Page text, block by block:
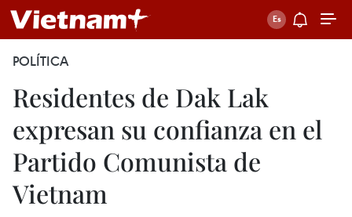
POLÍTICA
Residentes de Dak Lak
expresan su confianza en el
Partido Comunista de
Vietnam